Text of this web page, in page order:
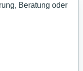
Beratung oder